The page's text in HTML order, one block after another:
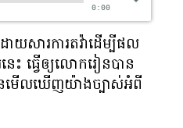
0:00
សារ​ការ​តវ៉ា​ដើម្បី​ផល​
ះ ធ្វើ​ឲ្យ​លោក​រៀន​បាន​
មើល​ឃើញ​យ៉ាង​ច្បាស់​អំពី​